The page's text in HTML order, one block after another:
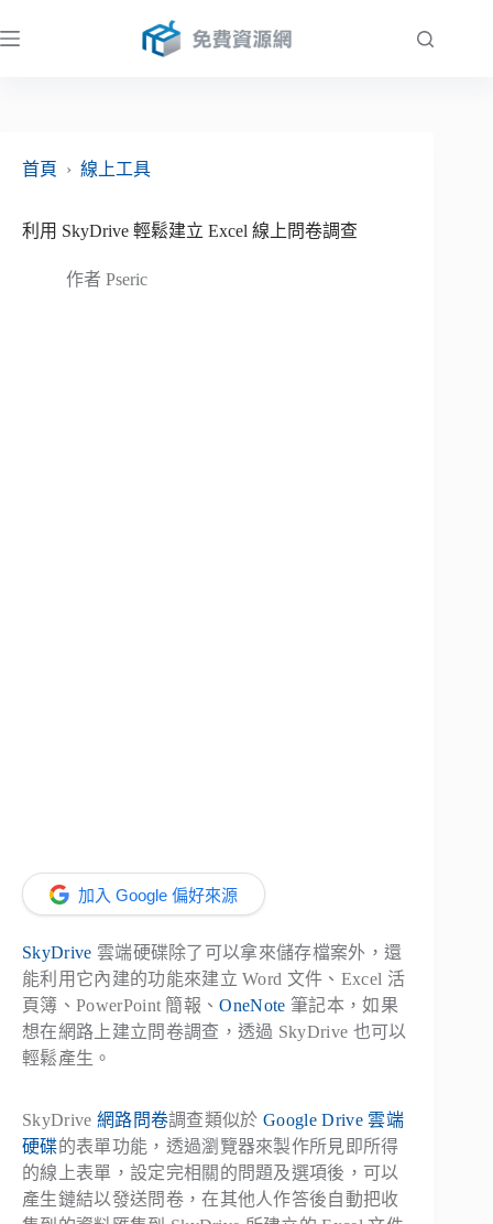
至
首頁
› 線上工具
利用 SkyDrive 輕鬆建立 Excel 線上問卷調查
作者 Pseric
加入 Google 偏好來源
SkyDrive 雲端硬碟除了可以拿來儲存檔案外，還
能利用它內建的功能來建立 Word 文件、Excel 活
頁簿、PowerPoint 簡報、OneNote 筆記本，如果
想在網路上建立問卷調查，透過 SkyDrive 也可以
輕鬆產生。
SkyDrive 網路問卷調查類似於Google Drive 雲端
硬碟的表單功能，透過瀏覽器來製作所見即所得
的線上表單，設定完相關的問題及選項後，可以
產生鏈結以發送問卷，在其他人作答後自動把收